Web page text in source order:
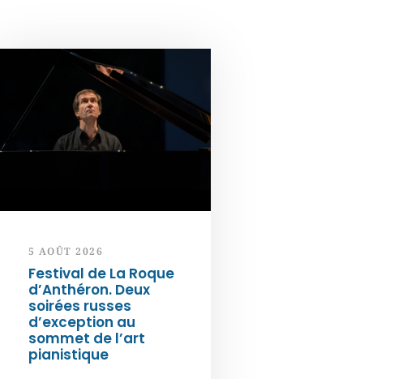
5 AOÛT 2026
Festival de La Roque
d’Anthéron. Deux
soirées russes
d’exception au
sommet de l’art
pianistique